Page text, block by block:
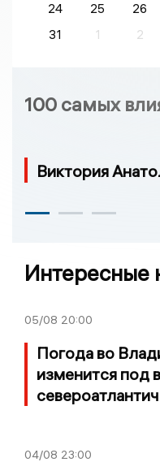
24
25 26
31
1 2
100 самых
Виктория
Интересные
05/08 20:00
Погода во
изменится под
04/08 23:00